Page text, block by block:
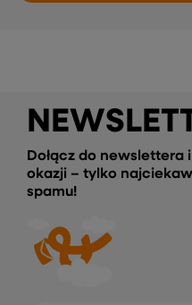
Dołącz do newslettera
okazji – tylko
spamu!